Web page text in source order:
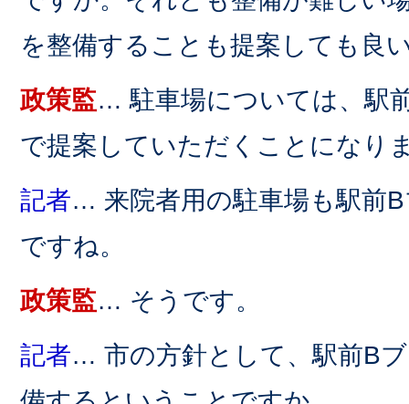
を整備することも提案しても良
政策監… 駐車場については、駅
で提案していただくことになり
記者… 来院者用の駐車場も駅前
ですね。
政策監… そうです。
記者… 市の方針として、駅前B